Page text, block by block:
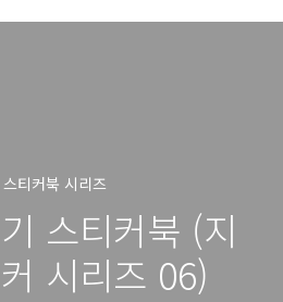
티커북 시리즈
스티커북 (지
시리즈 06)